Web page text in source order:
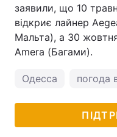
заявили, що 10
відкриє лайнер
Мальта), а 30
Amera (Багами).
Одесса погода